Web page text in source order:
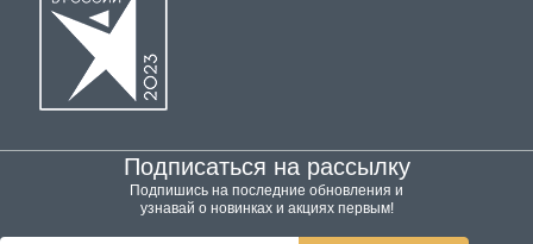
Подписаться на рассылку
Подпишись на последние обновления и
узнавай о новинках и акциях первым!